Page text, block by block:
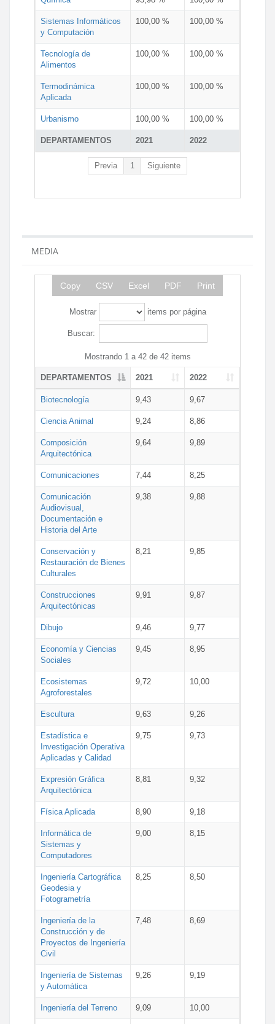
DEPARTAMENTOS 2021 2022
Sistemas Informáticos
y Computación
100,00 % 100,00 %
Tecnología de
Alimentos
100,00 % 100,00 %
Termodinámica
Aplicada
100,00 % 100,00 %
Urbanismo 100,00 % 100,00 %
Previa 1 Siguiente
MEDIA
Copy CSV Excel PDF Print
Mostrar items por página
Buscar:
Mostrando 1 a 42 de 42 items
DEPARTAMENTOS 2021 2022
Biotecnología 9,43 9,67
Ciencia Animal 9,24 8,86
Composición
Arquitectónica
9,64 9,89
Comunicaciones 7,44 8,25
Comunicación
Audiovisual,
Documentación e
Historia del Arte
9,38 9,88
Conservación y
Restauración de Bienes
Culturales
8,21 9,85
Construcciones
Arquitectónicas
9,91 9,87
Dibujo 9,46 9,77
Economía y Ciencias
Sociales
9,45 8,95
Ecosistemas
Agroforestales
9,72 10,00
Escultura 9,63 9,26
Estadística e
Investigación Operativa
Aplicadas y Calidad
9,75 9,73
Expresión Gráfica
Arquitectónica
8,81 9,32
Física Aplicada 8,90 9,18
Informática de
Sistemas y
Computadores
9,00 8,15
Ingeniería Cartográfica
Geodesia y
Fotogrametría
8,25 8,50
Ingeniería de la
Construcción y de
Proyectos de Ingeniería
Civil
7,48 8,69
Ingeniería de Sistemas
y Automática
9,26 9,19
Ingeniería del Terreno 9,09 10,00